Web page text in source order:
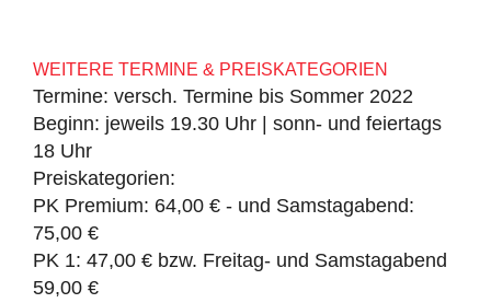
WEITERE TERMINE & PREISKATEGORIEN
Termine: versch. Termine bis Sommer 2022
Beginn: jeweils 19.30 Uhr | sonn- und feiertags
18 Uhr
Preiskategorien:
PK Premium: 64,00 € - und Samstagabend:
75,00 €
PK 1: 47,00 € bzw. Freitag- und Samstagabend
59,00 €